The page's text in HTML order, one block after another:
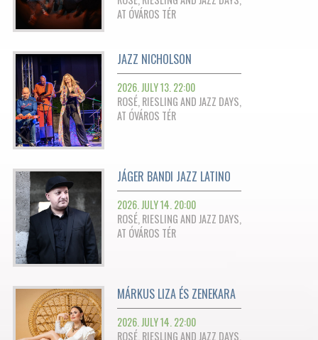
AT ÓVÁROS TÉR
JAZZ NICHOLSON
2026. JULY 13. 22:00
ROSÉ, RIESLING AND JAZZ DAYS,
AT ÓVÁROS TÉR
JÁGER BANDI JAZZ LATINO
2026. JULY 14. 20:00
ROSÉ, RIESLING AND JAZZ DAYS,
AT ÓVÁROS TÉR
MÁRKUS LIZA ÉS ZENEKARA
2026. JULY 14. 22:00
ROSÉ, RIESLING AND JAZZ DAYS,